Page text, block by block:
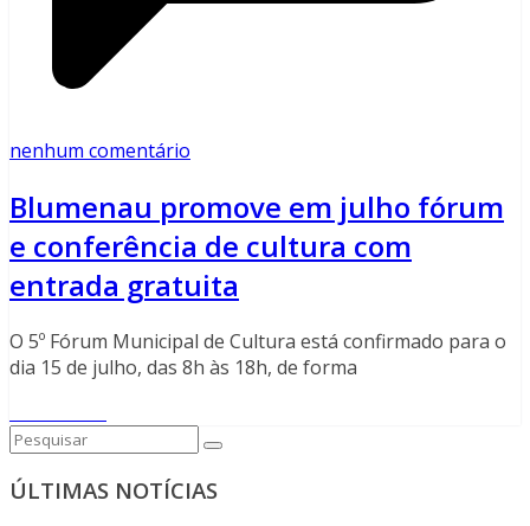
nenhum comentário
Blumenau promove em julho fórum
e conferência de cultura com
entrada gratuita
O 5º Fórum Municipal de Cultura está confirmado para o
dia 15 de julho, das 8h às 18h, de forma
ÚLTIMAS NOTÍCIAS